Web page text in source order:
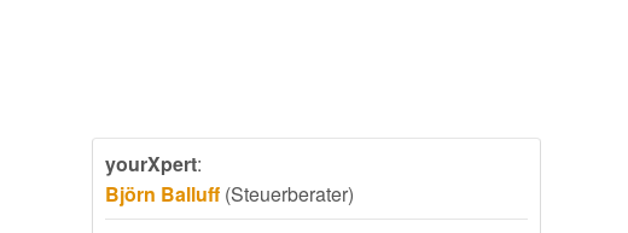
yourXpert:
Björn Balluff (Steuerberater)